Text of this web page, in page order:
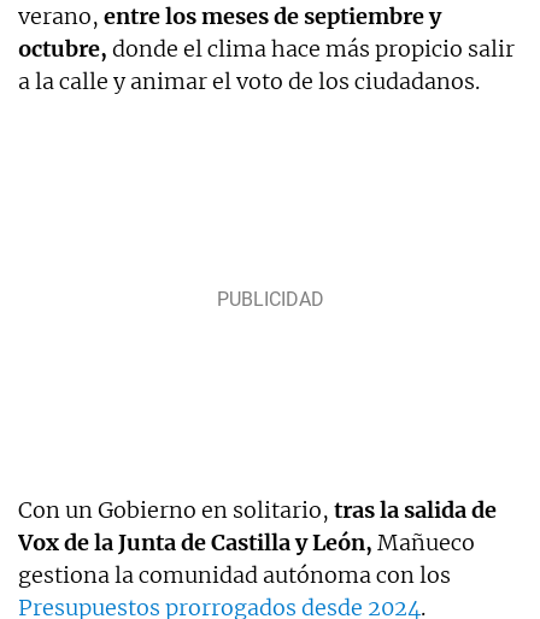
verano, entre los meses de septiembre y
octubre, donde el clima hace más propicio salir
a la calle y animar el voto de los ciudadanos.
Con un Gobierno en solitario, tras la salida de
Vox de la Junta de Castilla y León, Mañueco
gestiona la comunidad autónoma con los
Presupuestos prorrogados desde 2024.